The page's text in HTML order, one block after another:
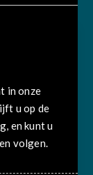
in onze
u op de
en kunt u
volgen.